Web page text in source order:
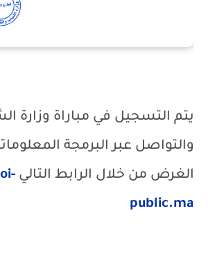
يتم التسجيل في مباراة وزارة
والتواصل عبر البرمجة
الغرض من خلال الرابط التالي
public.ma